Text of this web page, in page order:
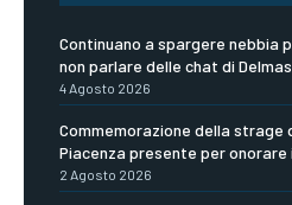
Continuano a spargere nebbia
non parlare delle chat di
4 Agosto 2026
Commemorazione della strage
Piacenza presente per
2 Agosto 2026